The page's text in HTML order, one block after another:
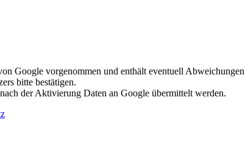
Google vorgenommen und enthält eventuell
bitte bestätigen.
der Aktivierung Daten an Google übermittelt werden.